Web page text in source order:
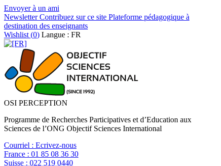
Envoyer à un ami
NewsletterContribuez sur ce site Plateforme pédagogique à
destination des enseignants
Wishlist (0) Langue : FR
OSI PERCEPTION
Programme de Recherches Participatives et d’Education aux
Sciences de l’ONG Objectif Sciences International
Courriel : Ecrivez-nous
France : 01 85 08 36 30
Suisse : 022 519 0440